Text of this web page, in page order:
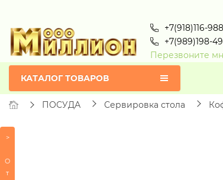
+7(918)116-
+7(989)198-
Перезвоните
КАТАЛОГ ТОВАРОВ
ПОСУДА Сервировка стола
по
>
О
т